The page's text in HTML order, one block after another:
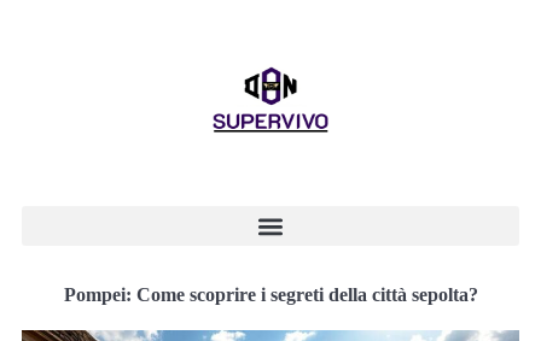
Pompei: Come scoprire i segreti della città sepolta?